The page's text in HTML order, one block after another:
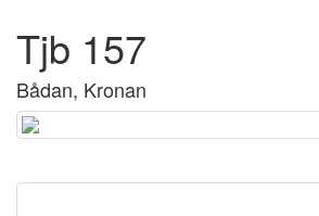
Tjb 157
Bådan, Kronan